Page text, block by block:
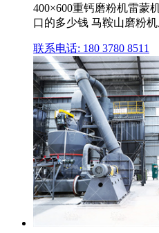
400×600重钙磨粉机雷蒙
口的多少钱 马鞍山磨粉
联系电话: 180 3780 8511